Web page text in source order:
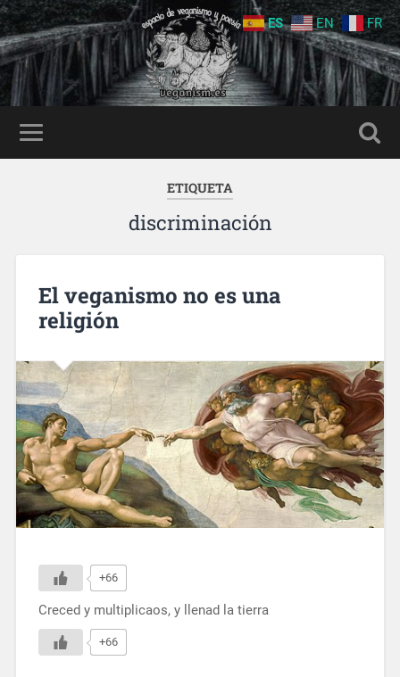
ETIQUETA
discriminación
El veganismo no es una
religión
+66
Creced y multiplicaos, y llenad la tierra
+66
ES EN FR